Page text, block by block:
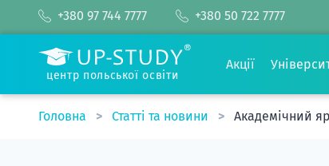
+380 97 744 7777 +380 50 722 7777
центр польської освіти
Акції
Головна Статті та новини Академічний